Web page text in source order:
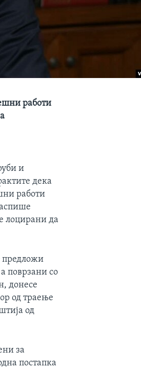
работи
и
дека
работи
лоцирани да
предложи
поврзани со
донесе
од траење
од
за
постапка